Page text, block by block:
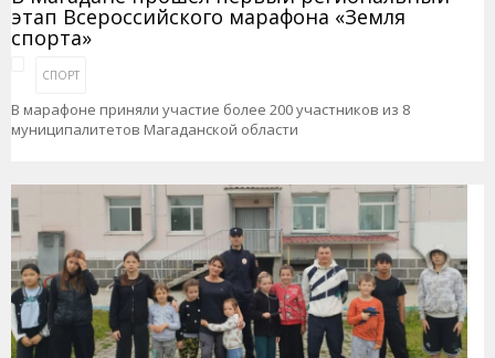
этап Всероссийского марафона «Земля
спорта»
СПОРТ
В марафоне приняли участие более 200 участников из 8
муниципалитетов Магаданской области